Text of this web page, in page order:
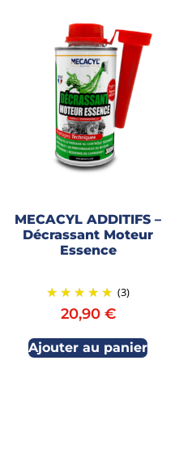
MECACYL ADDITIFS –
Décrassant Moteur
Essence
(3)
20,90 €
Ajouter au panier